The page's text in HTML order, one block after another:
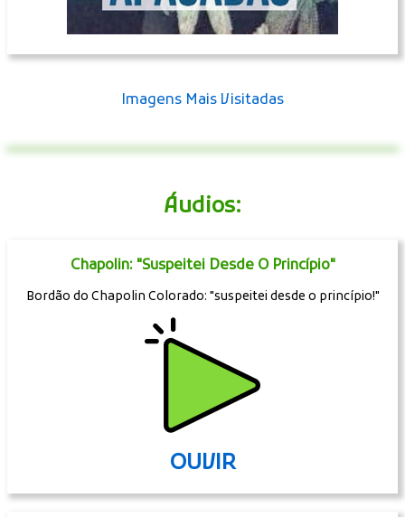
Imagens Mais Visitadas
Áudios:
Chapolin: "Suspeitei Desde O Princípio"
Bordão do Chapolin Colorado: "suspeitei desde o princípio!"
OUVIR